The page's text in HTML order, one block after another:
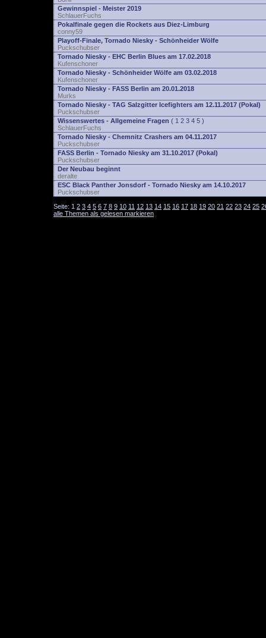
Gewinnspiel - Meister 2019
SchlauerFuchs
Pokalfinale gegen die Rockets aus Diez-Limburg
conny59
Playoff-Finale, Tornado Niesky - Schönheider Wölfe
Puckschubser
Tornado Niesky - EHC Berlin Blues am 17.02.2018
Kufenschoner
Tornado Niesky - Schönheider Wölfe am 03.02.2018
Kufenschoner
Tornado Niesky - FASS Berlin am 20.01.2018
Murks
Tornado Niesky - TAG Salzgitter Icefighters am 12.11.2017 (Pokal)
Puckschubser
Wissenswertes - Allgemeine Fragen ( 1 2 3 4 5 )
SchlauerFuchs
Tornado Niesky - Chemnitz Crashers am 04.11.2017
Puckschubser
FASS Berlin - Tornado Niesky am 31.10.2017 (Pokal)
Puckschubser
Der Neubau beginnt
deralte
ESC Black Panther Jonsdorf - Tornado Niesky am 14.10.2017
Puckschubser
Seite: 1 2 3 4 5 6 7 8 9 10 11 12 13 14 15 16 17 18 19 20 21 22 23 24 25
alle Themen als gelesen markieren